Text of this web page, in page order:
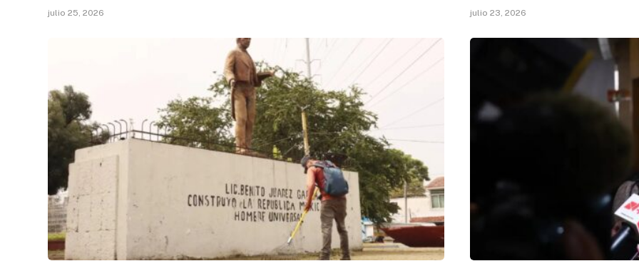
julio 25, 2026 julio 23, 2026